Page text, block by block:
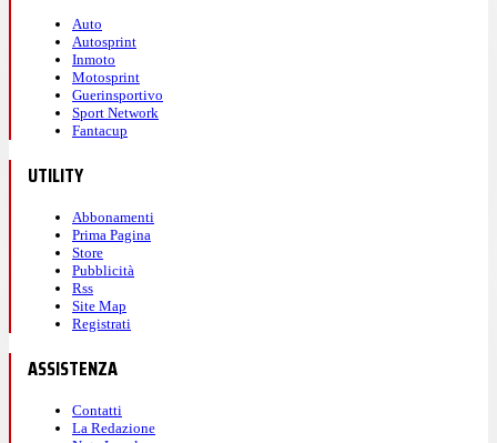
Auto
Autosprint
Inmoto
Motosprint
Guerinsportivo
Sport Network
Fantacup
UTILITY
Abbonamenti
Prima Pagina
Store
Pubblicità
Rss
Site Map
Registrati
ASSISTENZA
Contatti
La Redazione